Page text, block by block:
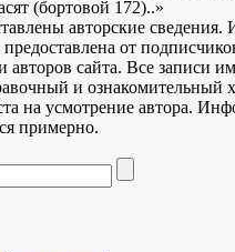
(бортовой 172)..»
авторские
от
авторов сайта. Все записи
и ознакомительный
на усмотрение автора.
примерно.